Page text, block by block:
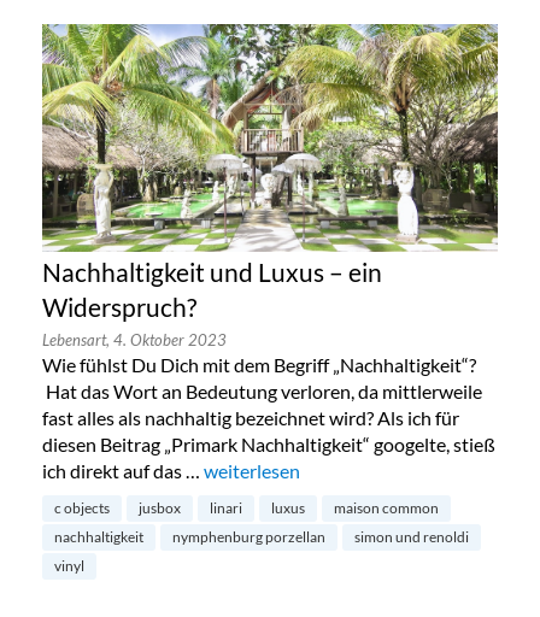
Nachhaltigkeit und Luxus – ein
Widerspruch?
Lebensart, 4. Oktober 2023
Wie fühlst Du Dich mit dem Begriff „Nachhaltigkeit“?
Hat das Wort an Bedeutung verloren, da mittlerweile
fast alles als nachhaltig bezeichnet wird? Als ich für
diesen Beitrag „Primark Nachhaltigkeit“ googelte, stieß
ich direkt auf das … „Nachhaltigkeit und Luxus – ein
weiterlesen
c objects jusbox linari luxus
maison common
nachhaltigkeit
nymphenburg porzellan
simon und renoldi
vinyl